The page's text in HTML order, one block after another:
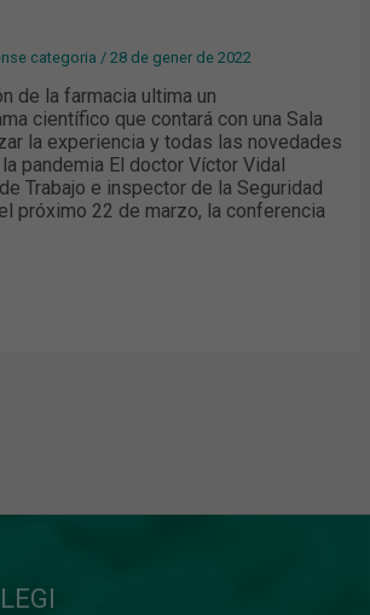
categoria /28 de gener de 2022
de la farmacia ultima un
científico que contará con una Sala
la experiencia y todas las novedades
pandemia El doctor Víctor Vidal
Trabajo e inspector de la Seguridad
próximo 22 de marzo, la conferencia